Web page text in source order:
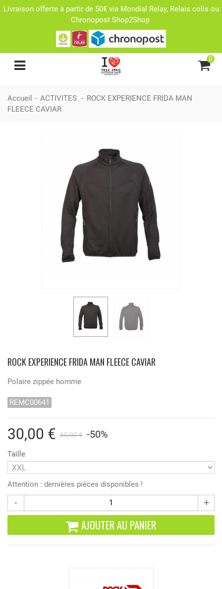
Livraison offerte à partir de 50€ via Mondial Relay, Relais colis ou
Chronopost Shop2Shop
0
Accueil - ACTIVITES - ROCK EXPERIENCE FRIDA MAN
FLEECE CAVIAR
ROCK EXPERIENCE FRIDA MAN FLEECE CAVIAR
Polaire zippée homme
REMC00641
30,00 € 60,00 € -50%
Taille
Attention : dernières pièces disponibles !
- +
AJOUTER AU PANIER